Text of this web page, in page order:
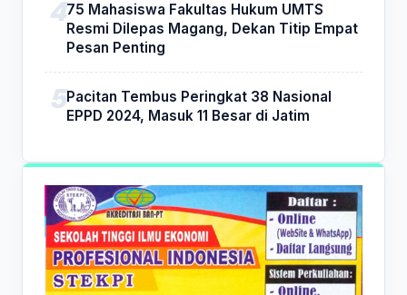
75 Mahasiswa Fakultas Hukum UMTS
Resmi Dilepas Magang, Dekan Titip Empat
Pesan Penting
Pacitan Tembus Peringkat 38 Nasional
EPPD 2024, Masuk 11 Besar di Jatim